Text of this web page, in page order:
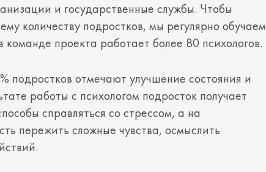
и государственные службы. Чтобы
количеству подростков, мы регулярно обучаем
проекта работает более 80 психологов.
подростков отмечают улучшение состояния и
работы с психологом подросток получает
справляться со стрессом, а на
пережить сложные чувства, осмыслить